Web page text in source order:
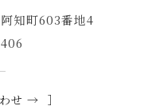
知町603番地4
わせ →